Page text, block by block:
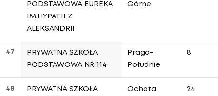
PODSTAWOWA EUREKA
IM.HYPATII Z
ALEKSANDRII
Górne
47
PRYWATNA SZKOŁA
PODSTAWOWA NR 114
Praga-
Południe
8
48
PRYWATNA SZKOŁA
Ochota 24